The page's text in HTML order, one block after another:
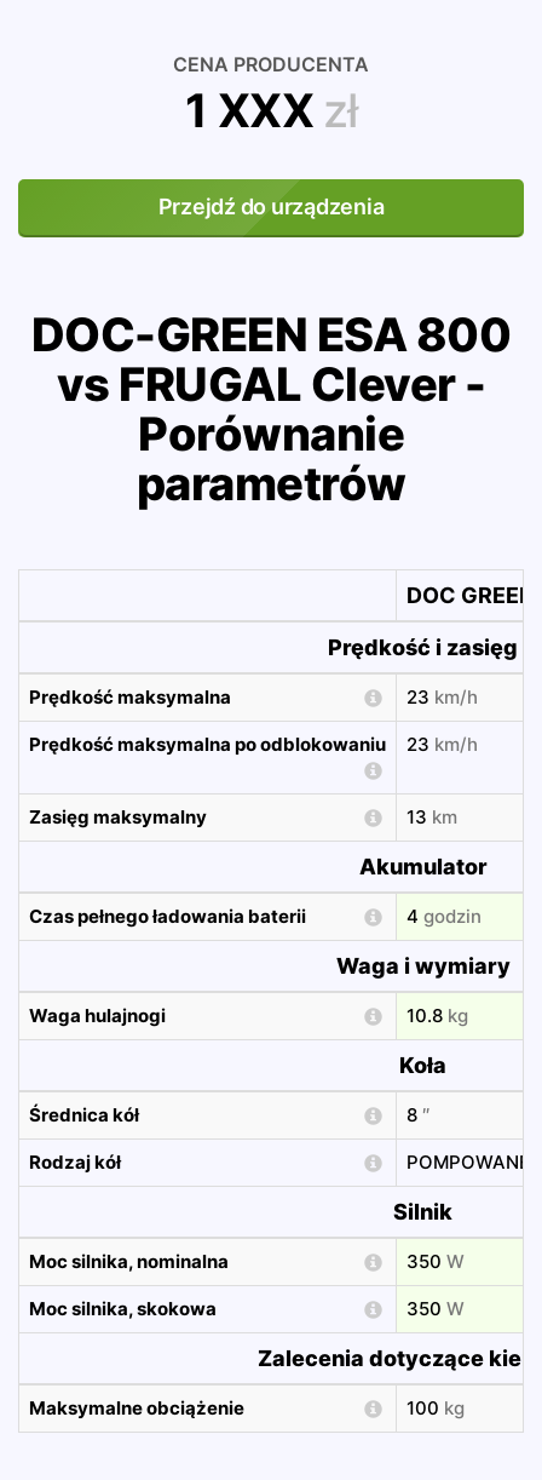
CENA PRODUCENTA
1 XXX zł
Przejdź do urządzenia
DOC-GREEN ESA 800
vs FRUGAL Clever -
Porównanie
parametrów
DOC
Prędkość i zasięg
Prędkość maksymalna 23 km/h
Prędkość maksymalna po odblokowaniu 23 km/h
Zasięg maksymalny 13 km
Akumulator
Czas pełnego ładowania baterii 4 godzin
Waga i wymiary
Waga hulajnogi 10.8 kg
Koła
Średnica kół 8 ″
Rodzaj kół POMPOWANE
Silnik
Moc silnika, nominalna 350 W
Moc silnika, skokowa 350 W
Zalecenia dotyczące
Maksymalne obciążenie 100 kg